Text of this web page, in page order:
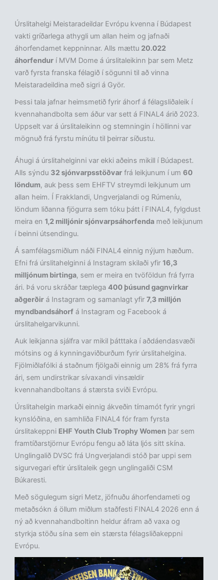
Úrslitahelgi Meistaradeildar Evrópu kvenna í Búdapest
vakti gríðarlega athygli um allan heim og jafnaði
áhorfendamet keppninnar. Alls mættu 20.022
áhorfendur í MVM Dome á úrslitaleikinn þar sem Metz
varð fyrsta franska félagið í sögunni til að vinna
Meistaradeildina með sigri á Györ.
Þessi tala jafnar heimsmetið fyrir áhorf á félagsliðaleik í
kvennahandbolta sem áður var sett á FINAL4 árið 2023.
Uppselt var á úrslitaleikinn og stemningin í höllinni var
mögnuð frá fyrstu mínútu til þeirrar síðustu.
Áhugi á úrslitahelginni var ekki aðeins mikill í Búdapest.
Alls sýndu 32 sjónvarpsstöðvar frá leikjunum í um 60
löndum, auk þess sem EHFTV streymdi leikjunum um
allan heim. Í Frakklandi, Ungverjalandi og Rúmeníu,
löndum liðanna fjögurra sem tóku þátt í FINAL4, fylgdust
meira en 1,2 milljónir sjónvarpsáhorfenda með leikjunum
í beinni útsendingu.
Á samfélagsmiðlum náði FINAL4 einnig nýjum hæðum.
Efni frá úrslitahelginni á Instagram skilaði yfir 16,3
milljónum birtinga, sem er meira en tvöföldun frá fyrra
ári. Þá voru skráðar tæplega 400 þúsund gagnvirkar
aðgerðir á Instagram og samanlagt yfir 7,3 milljón
myndbandsáhorf á Instagram og Facebook á
úrslitahelgarvikunni.
Auk leikjanna sjálfra var mikil þátttaka í aðdáendasvæði
mótsins og á kynningaviðburðum fyrir úrslitahelgina.
Fjölmiðlafólki á staðnum fjölgaði einnig um 28% frá fyrra
ári, sem undirstrikar sívaxandi vinsældir
kvennahandboltans á stærsta sviði Evrópu.
Úrslitahelgin markaði einnig ákveðin tímamót fyrir yngri
kynslóðina, en samhliða FINAL4 fór fram fyrsta
úrslitakeppni EHF Youth Club Trophy Women þar sem
framtíðarstjörnur Evrópu fengu að láta ljós sitt skína.
Unglingalið DVSC frá Ungverjalandi stóð þar uppi sem
sigurvegari eftir úrslitaleik gegn unglingaliði CSM
Búkaresti.
Með sögulegum sigri Metz, jöfnuðu áhorfendameti og
metaðsókn á öllum miðlum staðfesti FINAL4 2026 enn á
ný að kvennahandboltinn heldur áfram að vaxa og
styrkja stöðu sína sem ein stærsta félagsliðakeppni
Evrópu.